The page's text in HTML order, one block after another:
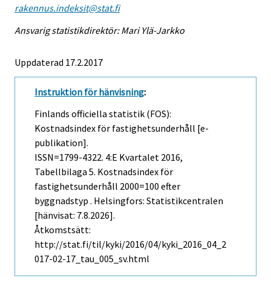
rakennus.indeksit@stat.fi
Ansvarig statistikdirektör: Mari Ylä-Jarkko
Uppdaterad 17.2.2017
Instruktion för hänvisning:
Finlands officiella statistik (FOS):
Kostnadsindex för fastighetsunderhåll [e-
publikation].
ISSN=1799-4322. 4:e Kvartalet 2016,
Tabellbilaga 5. Kostnadsindex för
fastighetsunderhåll 2000=100 efter
byggnadstyp . Helsingfors: Statistikcentralen
[hänvisat: 7.8.2026].
Åtkomstsätt:
http://stat.fi/til/kyki/2016/04/kyki_2016_04_2
017-02-17_tau_005_sv.html